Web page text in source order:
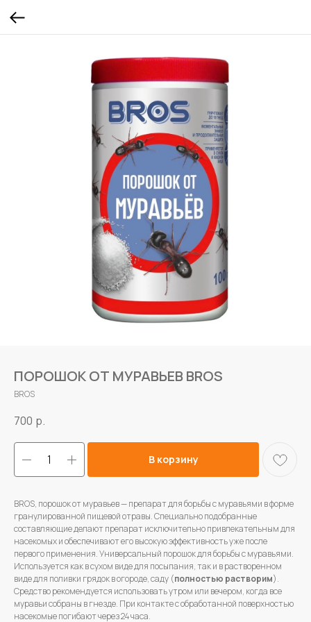
ПОРОШОК ОТ МУРАВЬЕВ BROS
BROS
700 р.
В корзину
BROS, порошок от муравьев — препарат для борьбы с муравьями в форме
гранулированной пищевой отравы. Специально подобранные
составляющие делают препарат исключительно привлекательным для
насекомых и обеспечивают его высокую эффективность уже после
первого применения. Универсальный порошок для борьбы с муравьями.
Используется как в сухом виде для посыпания, так и в растворенном
виде для поливки грядок в огороде, саду (полностью растворим).
Средство рекомендуется использовать утром или вечером, когда все
муравьи собраны в гнезде. При контакте с обработанной поверхностью
насекомые погибают через 24 часа.